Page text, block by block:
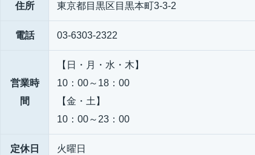
住所 東京都目黒区目黒本町3-3-2
電話 03-6303-2322
営業時
間
【日・月・水・木】
10：00～18：00
【金・土】
10：00～23：00
定休日 火曜日